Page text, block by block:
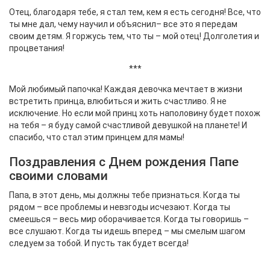
Отец, благодаря тебе, я стал тем, кем я есть сегодня! Все, что
ты мне дал, чему научил и объяснил– все это я передам
своим детям. Я горжусь тем, что ты – мой отец! Долголетия и
процветания!
***
Мой любимый папочка! Каждая девочка мечтает в жизни
встретить принца, влюбиться и жить счастливо. Я не
исключение. Но если мой принц хоть наполовину будет похож
на тебя – я буду самой счастливой девушкой на планете! И
спасибо, что стал этим принцем для мамы!
Поздравления с Днем рождения Папе
своими словами
Папа, в этот день, мы должны тебе признаться. Когда ты
рядом – все проблемы и невзгоды исчезают. Когда ты
смеешься – весь мир оборачивается. Когда ты говоришь –
все слушают. Когда ты идешь вперед – мы смелым шагом
следуем за тобой. И пусть так будет всегда!